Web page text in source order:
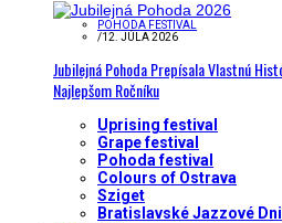
POHODA FESTIVAL
/12. JÚLA 2026
Jubilejná Pohoda Prepísala Vlastnú
Najlepšom Ročníku
Uprising festival
Grape festival
Pohoda festival
Colours of Ostrava
Sziget
Bratislavské Jazzové Dni